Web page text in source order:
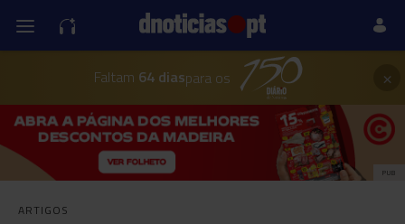
Faltam 64 diaspara os ×
PUB
ARTIGOS